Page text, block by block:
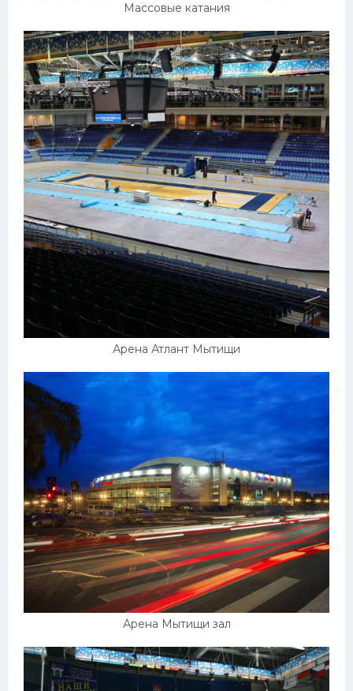
Массовые катания
Арена Атлант Мытищи
Арена Мытищи зал